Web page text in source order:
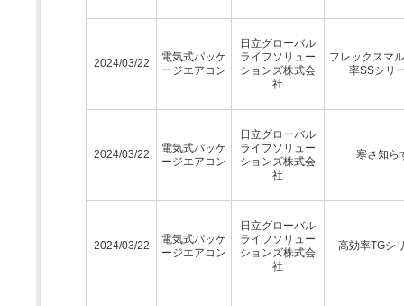
2024/03/22
電気式パッケ
ージエアコン
日立グローバル
ライフソリュー
ションズ株式会
社
フレックスマ
率SSシリ
2024/03/22
電気式パッケ
ージエアコン
日立グローバル
ライフソリュー
ションズ株式会
社
寒さ知ら
2024/03/22
電気式パッケ
ージエアコン
日立グローバル
ライフソリュー
ションズ株式会
社
高効率TGシ